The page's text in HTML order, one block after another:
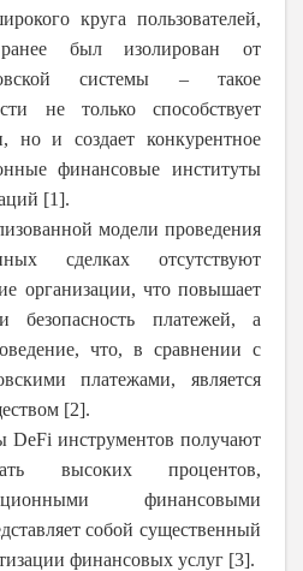
круга пользователей,
был изолирован от
системы – такое
не только способствует
но и создает конкурентное
финансовые институты
[1].
модели проведения
сделках отсутствуют
организации, что повышает
безопасность платежей, а
что, в сравнении с
платежами, является
[2].
DeFi инструментов получают
высоких процентов,
финансовыми
собой существенный
финансовых услуг [3].